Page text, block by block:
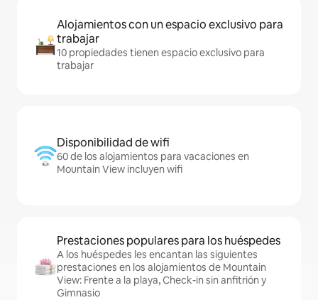
Alojamientos con un espacio exclusivo para
trabajar
10 propiedades tienen espacio exclusivo para
trabajar
Disponibilidad de wifi
60 de los alojamientos para vacaciones en
Mountain View incluyen wifi
Prestaciones populares para los huéspedes
A los huéspedes les encantan las siguientes
prestaciones en los alojamientos de Mountain
View: Frente a la playa, Check-in sin anfitrión y
Gimnasio